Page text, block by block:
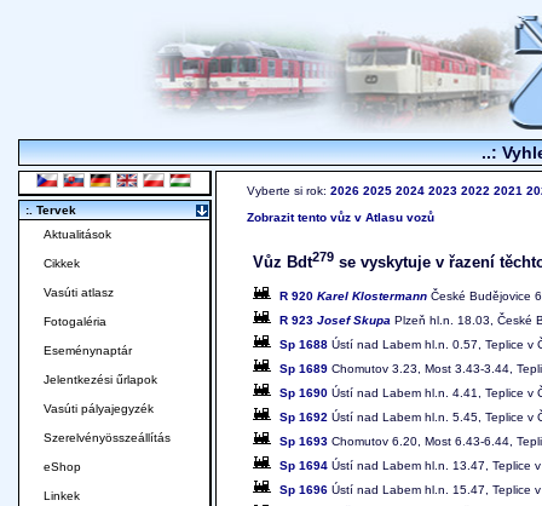
..:
Vyberte si rok: 2026 2025 2024 2023 2022 2021
Zobrazit tento vůz v Atlasu vozů
Vůz Bdt279 se vyskytuje v řazení
R 920 Karel Klostermann České Budějovice
R 923 Josef Skupa Plzeň hl.n. 18.03, České
Sp 1688 Ústí nad Labem hl.n. 0.57, Teplice v
Sp 1689 Chomutov 3.23, Most 3.43-3.44,
Sp 1690 Ústí nad Labem hl.n. 4.41, Teplice v
Sp 1692 Ústí nad Labem hl.n. 5.45, Teplice v
Sp 1693 Chomutov 6.20, Most 6.43-6.44,
Sp 1694 Ústí nad Labem hl.n. 13.47, Teplice
Sp 1696 Ústí nad Labem hl.n. 15.47, Teplice
:. Tervek
Aktualitások
Cikkek
Vasúti atlasz
Fotogaléria
Eseménynaptár
Jelentkezési űrlapok
Vasúti pályajegyzék
Szerelvényösszeállítás
eShop
Linkek